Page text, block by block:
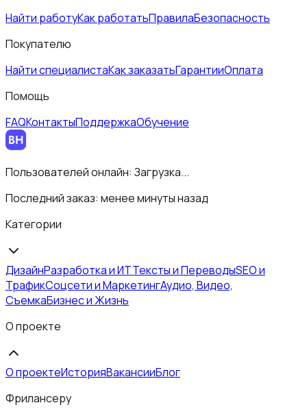
Найти работуКак работатьПравилаБезопасность
Покупателю
Найти специалистаКак заказатьГарантииОплата
Помощь
FAQКонтактыПоддержкаОбучение
Пользователей онлайн: Загрузка...
Последний заказ: менее минуты назад
Категории
ДизайнРазработка и ИТТексты и ПереводыSEO и
ТрафикСоцсети и МаркетингАудио, Видео,
СъемкаБизнес и Жизнь
О проекте
О проектеИсторияВакансииБлог
Фрилансеру